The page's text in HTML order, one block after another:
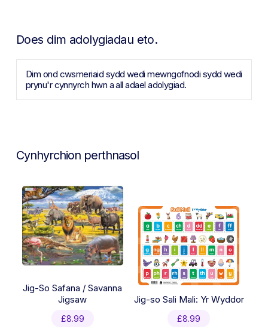
Does dim adolygiadau eto.
Dim ond cwsmeriaid sydd wedi mewngofnodi sydd wedi
prynu'r cynnyrch hwn a all adael adolygiad.
Cynhyrchion perthnasol
Jig-So Safana / Savanna
Jigsaw
£8.99
Jig-so Sali Mali: Yr Wyddor
£8.99